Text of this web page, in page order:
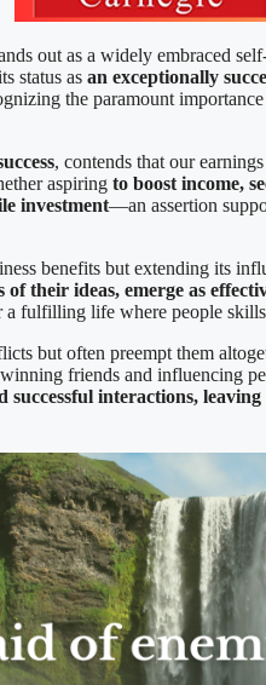
out as a widely embraced
status as an exceptionally
the paramount
, contends that our
aspiring to boost income,
investment—an assertion
benefits but extending its
their ideas, emerge as
a fulfilling life where people
but often preempt them
friends and influencing
interactions,